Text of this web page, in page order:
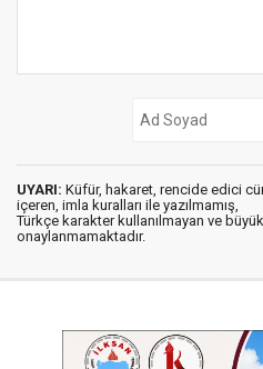
UYARI: Küfür, hakaret, rencide edici
içeren, imla kuralları ile yazılmamış,
Türkçe karakter kullanılmayan ve
onaylanmamaktadır.